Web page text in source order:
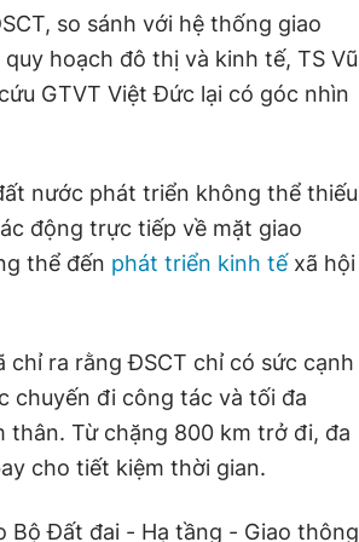
so sánh với hệ thống giao
hoạch đô thị và kinh tế, TS Vũ
GTVT Việt Đức lại có góc nhìn
nước phát triển không thể thiếu
động trực tiếp về mặt giao
thể đến phát triển kinh tế xã hội
chỉ ra rằng ĐSCT chỉ có sức cạnh
chuyến đi công tác và tối đa
thân. Từ chặng 800 km trở đi, đa
cho tiết kiệm thời gian.
Bộ Đất đai - Hạ tầng - Giao thông